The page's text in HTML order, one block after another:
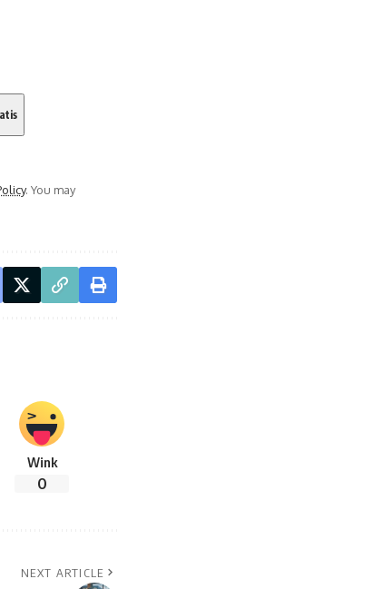
. You may
Wink
0
NEXT ARTICLE